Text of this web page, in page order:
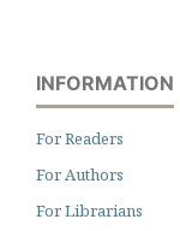
INFORMATION
For Readers
For Authors
For Librarians